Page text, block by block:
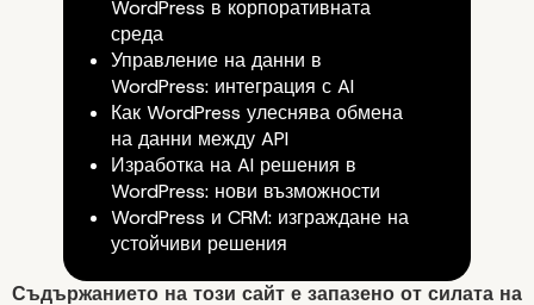
WordPress в корпоративната
среда
Управление на данни в
WordPress: интеграция с AI
Как WordPress улеснява обмена
на данни между API
Изработка на AI решения в
WordPress: нови възможности
WordPress и CRM: изграждане на
устойчиви решения
Съдържанието на този сайт е запазено от силата на